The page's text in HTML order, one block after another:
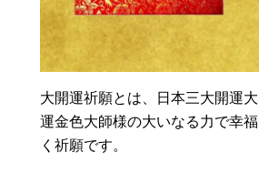
大開運祈願とは、日本三大開運
運金色大師様の大いなる力で幸
く祈願です。